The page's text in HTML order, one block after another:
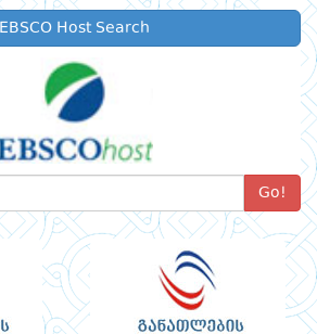
EBSCO Host Search
Go!